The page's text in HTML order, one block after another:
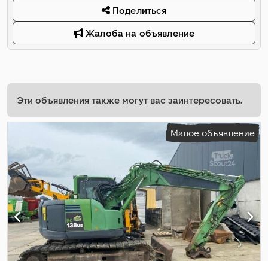
Поделиться
Жалоба на объявление
Эти объявления также могут вас заинтересовать.
Малое объявление